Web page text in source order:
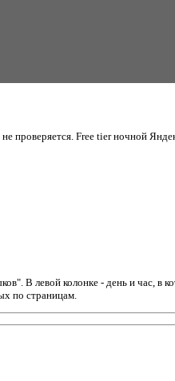
проверяется. Free tier ночной
В левой колонке - день и час, в
по страницам.